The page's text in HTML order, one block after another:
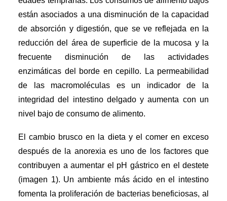
están asociados a una disminución de la capacidad
de absorción y digestión, que se ve reflejada en la
reducción del área de superficie de la mucosa y la
frecuente disminución de las actividades
enzimáticas del borde en cepillo. La permeabilidad
de las macromoléculas es un indicador de la
integridad del intestino delgado y aumenta con un
nivel bajo de consumo de alimento.
El cambio brusco en la dieta y el comer en exceso
después de la anorexia es uno de los factores que
contribuyen a aumentar el pH gástrico en el destete
(imagen 1). Un ambiente más ácido en el intestino
fomenta la proliferación de bacterias beneficiosas, al